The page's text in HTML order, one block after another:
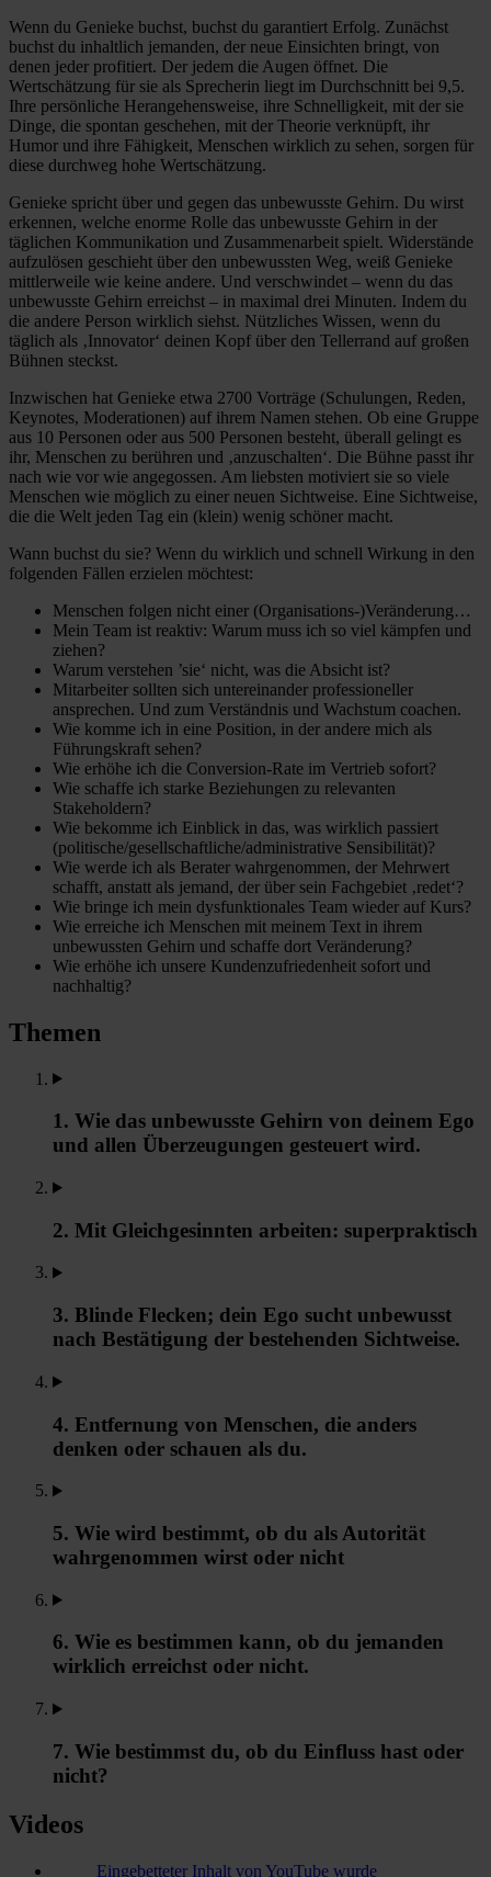
Wenn du Genieke buchst, buchst du garantiert Erfolg. Zunächst
buchst du inhaltlich jemanden, der neue Einsichten bringt, von
denen jeder profitiert. Der jedem die Augen öffnet. Die
Wertschätzung für sie als Sprecherin liegt im Durchschnitt bei 9,5.
Ihre persönliche Herangehensweise, ihre Schnelligkeit, mit der sie
Dinge, die spontan geschehen, mit der Theorie verknüpft, ihr
Humor und ihre Fähigkeit, Menschen wirklich zu sehen, sorgen für
diese durchweg hohe Wertschätzung.
Genieke spricht über und gegen das unbewusste Gehirn. Du wirst
erkennen, welche enorme Rolle das unbewusste Gehirn in der
täglichen Kommunikation und Zusammenarbeit spielt. Widerstände
aufzulösen geschieht über den unbewussten Weg, weiß Genieke
mittlerweile wie keine andere. Und verschwindet – wenn du das
unbewusste Gehirn erreichst – in maximal drei Minuten. Indem du
die andere Person wirklich siehst. Nützliches Wissen, wenn du
täglich als ‚Innovator‘ deinen Kopf über den Tellerrand auf großen
Bühnen steckst.
Inzwischen hat Genieke etwa 2700 Vorträge (Schulungen, Reden,
Keynotes, Moderationen) auf ihrem Namen stehen. Ob eine Gruppe
aus 10 Personen oder aus 500 Personen besteht, überall gelingt es
ihr, Menschen zu berühren und ‚anzuschalten‘. Die Bühne passt ihr
nach wie vor wie angegossen. Am liebsten motiviert sie so viele
Menschen wie möglich zu einer neuen Sichtweise. Eine Sichtweise,
die die Welt jeden Tag ein (klein) wenig schöner macht.
Wann buchst du sie? Wenn du wirklich und schnell Wirkung in den
folgenden Fällen erzielen möchtest:
Menschen folgen nicht einer (Organisations-)Veränderung…
Mein Team ist reaktiv: Warum muss ich so viel kämpfen und
ziehen?
Warum verstehen ’sie‘ nicht, was die Absicht ist?
Mitarbeiter sollten sich untereinander professioneller
ansprechen. Und zum Verständnis und Wachstum coachen.
Wie komme ich in eine Position, in der andere mich als
Führungskraft sehen?
Wie erhöhe ich die Conversion-Rate im Vertrieb sofort?
Wie schaffe ich starke Beziehungen zu relevanten
Stakeholdern?
Wie bekomme ich Einblick in das, was wirklich passiert
(politische/gesellschaftliche/administrative Sensibilität)?
Wie werde ich als Berater wahrgenommen, der Mehrwert
schafft, anstatt als jemand, der über sein Fachgebiet ‚redet‘?
Wie bringe ich mein dysfunktionales Team wieder auf Kurs?
Wie erreiche ich Menschen mit meinem Text in ihrem
unbewussten Gehirn und schaffe dort Veränderung?
Wie erhöhe ich unsere Kundenzufriedenheit sofort und
nachhaltig?
Themen
1. Wie das unbewusste Gehirn von deinem Ego
und allen Überzeugungen gesteuert wird.
2. Mit Gleichgesinnten arbeiten: superpraktisch
3. Blinde Flecken; dein Ego sucht unbewusst
nach Bestätigung der bestehenden Sichtweise.
4. Entfernung von Menschen, die anders
denken oder schauen als du.
5. Wie wird bestimmt, ob du als Autorität
wahrgenommen wirst oder nicht
6. Wie es bestimmen kann, ob du jemanden
wirklich erreichst oder nicht.
7. Wie bestimmst du, ob du Einfluss hast oder
nicht?
Videos
Eingebetteter Inhalt von YouTube wurde